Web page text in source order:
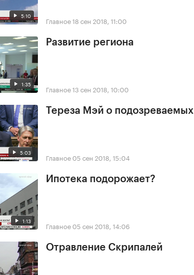
5:10 Главное18 сен 2018, 11:00
1:35
Развитие региона
Главное13 сен 2018, 10:00
5:03
Тереза Мэй о подозреваемых
Главное 05 сен 2018, 15:04
1:13
Ипотека подорожает?
Главное 05 сен 2018, 14:06
Отравление Скрипалей